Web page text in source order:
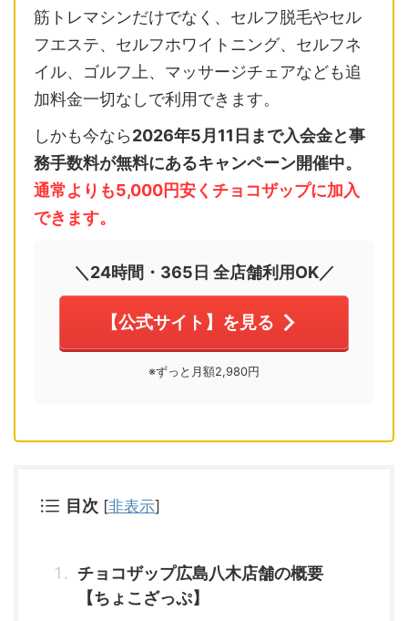
筋トレマシンだけでなく、セルフ脱毛やセル
フエステ、セルフホワイトニング、セルフネ
イル、ゴルフ上、マッサージチェアなども追
加料金一切なしで利用できます。
しかも今なら2026年5月11日まで入会金と事
務手数料が無料にあるキャンペーン開催中。
通常よりも5,000円安くチョコザップに加入
できます。
＼24時間・365日 全店舗利用OK／
【公式サイト】を見る
※ずっと月額2,980円
目次 [非表示]
チョコザップ広島八木店舗の概要
【ちょこざっぷ】